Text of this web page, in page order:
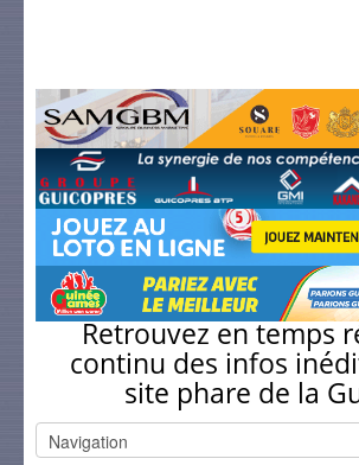
Retrouvez en temps
continu des infos
site phare de la